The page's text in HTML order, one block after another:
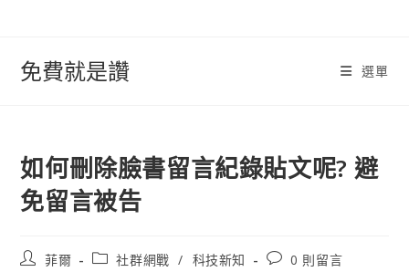
免費就是讚 選單
如何刪除臉書留言紀錄貼文呢? 避
免留言被告
文
菲爾
文
社群網戰 / 科技新知
文
0 則留言